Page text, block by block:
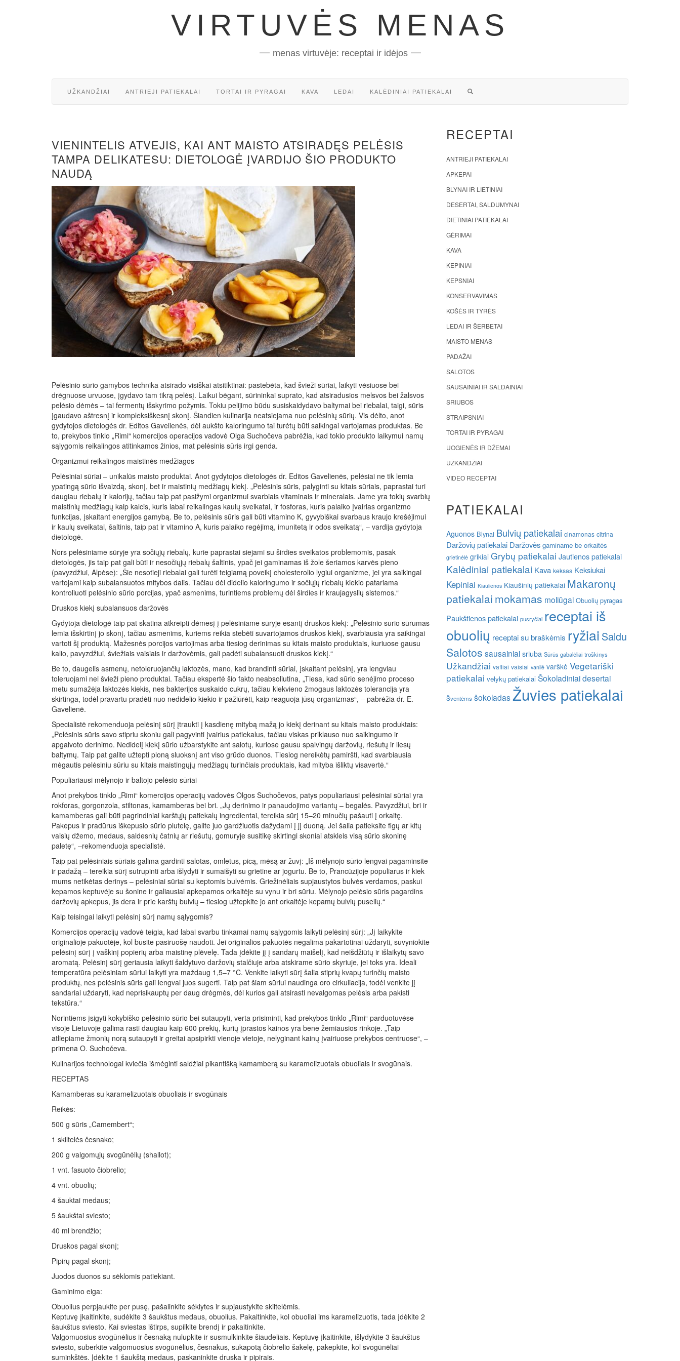
VIRTUVĖS MENAS
menas virtuvėje: receptai ir idėjos
UŽKANDŽIAI ANTRIEJI PATIEKALAI TORTAI IR PYRAGAI KAVA LEDAI KALĖDINIAI PATIEKALAI
VIENINTELIS ATVEJIS, KAI ANT MAISTO ATSIRADĘS PELĖSIS
TAMPA DELIKATESU: DIETOLOGĖ ĮVARDIJO ŠIO PRODUKTO
NAUDĄ
Pelėsinio sūrio gamybos technika atsirado visiškai atsitiktinai: pastebėta, kad švieži sūriai, laikyti vėsiuose bei
drėgnuose urvuose, įgydavo tam tikrą pelėsį. Laikui bėgant, sūrininkai suprato, kad atsiradusios melsvos bei žalsvos
pelėsio dėmės – tai fermentų išskyrimo požymis. Tokiu pelijimo būdu susiskaidydavo baltymai bei riebalai, taigi, sūris
įgaudavo aštresnį ir kompleksiškesnį skonį. Šiandien kulinarija neatsiejama nuo pelėsinių sūrių. Vis dėlto, anot
gydytojos dietologės dr. Editos Gavelienės, dėl aukšto kaloringumo tai turėtų būti saikingai vartojamas produktas. Be
to, prekybos tinklo „Rimi“ komercijos operacijos vadovė Olga Suchočeva pabrėžia, kad tokio produkto laikymui namų
sąlygomis reikalingos atitinkamos žinios, mat pelėsinis sūris irgi genda.
Organizmui reikalingos maistinės medžiagos
Pelėsiniai sūriai – unikalūs maisto produktai. Anot gydytojos dietologės dr. Editos Gavelienės, pelėsiai ne tik lemia
ypatingą sūrio išvaizdą, skonį, bet ir maistinių medžiagų kiekį. „Pelėsinis sūris, palyginti su kitais sūriais, paprastai turi
daugiau riebalų ir kalorijų, tačiau taip pat pasižymi organizmui svarbiais vitaminais ir mineralais. Jame yra tokių svarbių
maistinių medžiagų kaip kalcis, kuris labai reikalingas kaulų sveikatai, ir fosforas, kuris palaiko įvairias organizmo
funkcijas, įskaitant energijos gamybą. Be to, pelėsinis sūris gali būti vitamino K, gyvybiškai svarbaus kraujo krešėjimui
ir kaulų sveikatai, šaltinis, taip pat ir vitamino A, kuris palaiko regėjimą, imunitetą ir odos sveikatą“, – vardija gydytoja
dietologė.
Nors pelėsiniame sūryje yra sočiųjų riebalų, kurie paprastai siejami su širdies sveikatos problemomis, pasak
dietologės, jis taip pat gali būti ir nesočiųjų riebalų šaltinis, ypač jei gaminamas iš žole šeriamos karvės pieno
(pavyzdžiui, Alpėse): „Šie nesotieji riebalai gali turėti teigiamą poveikį cholesterolio lygiui organizme, jei yra saikingai
vartojami kaip subalansuotos mitybos dalis. Tačiau dėl didelio kaloringumo ir sočiųjų riebalų kiekio patariama
kontroliuoti pelėsinio sūrio porcijas, ypač asmenims, turintiems problemų dėl širdies ir kraujagyslių sistemos.“
Druskos kiekį subalansuos daržovės
Gydytoja dietologė taip pat skatina atkreipti dėmesį į pelėsiniame sūryje esantį druskos kiekį: „Pelėsinio sūrio sūrumas
lemia išskirtinį jo skonį, tačiau asmenims, kuriems reikia stebėti suvartojamos druskos kiekį, svarbiausia yra saikingai
vartoti šį produktą. Mažesnės porcijos vartojimas arba tiesiog derinimas su kitais maisto produktais, kuriuose gausu
kalio, pavyzdžiui, šviežiais vaisiais ir daržovėmis, gali padėti subalansuoti druskos kiekį.“
Be to, daugelis asmenų, netoleruojančių laktozės, mano, kad brandinti sūriai, įskaitant pelėsinį, yra lengviau
toleruojami nei švieži pieno produktai. Tačiau ekspertė šio fakto neabsoliutina, „Tiesa, kad sūrio senėjimo proceso
metu sumažėja laktozės kiekis, nes bakterijos suskaido cukrų, tačiau kiekvieno žmogaus laktozės tolerancija yra
skirtinga, todėl pravartu pradėti nuo nedidelio kiekio ir pažiūrėti, kaip reaguoja jūsų organizmas“, – pabrėžia dr. E.
Gavelienė.
Specialistė rekomenduoja pelėsinį sūrį įtraukti į kasdienę mitybą mažą jo kiekį derinant su kitais maisto produktais:
„Pelėsinis sūris savo stipriu skoniu gali pagyvinti įvairius patiekalus, tačiau viskas priklauso nuo saikingumo ir
apgalvoto derinimo. Nedidelį kiekį sūrio užbarstykite ant salotų, kuriose gausu spalvingų daržovių, riešutų ir liesų
baltymų. Taip pat galite užtepti ploną sluoksnį ant viso grūdo duonos. Tiesiog nereikėtų pamiršti, kad svarbiausia
mėgautis pelėsiniu sūriu su kitais maistingųjų medžiagų turinčiais produktais, kad mityba išliktų visavertė.“
Populiariausi mėlynojo ir baltojo pelėsio sūriai
Anot prekybos tinklo „Rimi“ komercijos operacijų vadovės Olgos Suchočevos, patys populiariausi pelėsiniai sūriai yra
rokforas, gorgonzola, stiltonas, kamamberas bei bri. „Jų derinimo ir panaudojimo variantų – begalės. Pavyzdžiui, bri ir
kamamberas gali būti pagrindiniai karštųjų patiekalų ingredientai, tereikia sūrį 15–20 minučių pašauti į orkaitę.
Pakepus ir pradūrus iškepusio sūrio plutelę, galite juo gardžiuotis dažydami į jį duoną. Jei šalia patieksite figų ar kitų
vaisių džemo, medaus, saldesnių čatnių ar riešutų, gomuryje susitikę skirtingi skoniai atskleis visą sūrio skoninę
paletę“, –rekomenduoja specialistė.
Taip pat pelėsiniais sūriais galima gardinti salotas, omletus, picą, mėsą ar žuvį: „Iš mėlynojo sūrio lengvai pagaminsite
ir padažą – tereikia sūrį sutrupinti arba išlydyti ir sumaišyti su grietine ar jogurtu. Be to, Prancūzijoje populiarus ir kiek
mums netikėtas derinys – pelėsiniai sūriai su keptomis bulvėmis. Griežinėliais supjaustytos bulvės verdamos, paskui
kepamos keptuvėje su šonine ir galiausiai apkepamos orkaitėje su vynu ir bri sūriu. Mėlynojo pelėsio sūris pagardins
daržovių apkepus, jis dera ir prie karštų bulvių – tiesiog užtepkite jo ant orkaitėje kepamų bulvių puselių.“
Kaip teisingai laikyti pelėsinį sūrį namų sąlygomis?
Komercijos operacijų vadovė teigia, kad labai svarbu tinkamai namų sąlygomis laikyti pelėsinį sūrį: „Jį laikykite
originalioje pakuotėje, kol būsite pasiruošę naudoti. Jei originalios pakuotės negalima pakartotinai uždaryti, suvyniokite
pelėsinį sūrį į vaškinį popierių arba maistinę plėvelę. Tada įdėkite jį į sandarų maišelį, kad neišdžiūtų ir išlaikytų savo
aromatą. Pelėsinį sūrį geriausia laikyti šaldytuvo daržovių stalčiuje arba atskirame sūrio skyriuje, jei toks yra. Ideali
temperatūra pelėsiniam sūriui laikyti yra maždaug 1,5–7 °C. Venkite laikyti sūrį šalia stiprių kvapų turinčių maisto
produktų, nes pelėsinis sūris gali lengvai juos sugerti. Taip pat šiam sūriui naudinga oro cirkuliacija, todėl venkite jį
sandariai uždaryti, kad neprisikauptų per daug drėgmės, dėl kurios gali atsirasti nevalgomas pelėsis arba pakisti
tekstūra.“
Norintiems įsigyti kokybiško pelėsinio sūrio bei sutaupyti, verta prisiminti, kad prekybos tinklo „Rimi“ parduotuvėse
visoje Lietuvoje galima rasti daugiau kaip 600 prekių, kurių įprastos kainos yra bene žemiausios rinkoje. „Taip
atliepiame žmonių norą sutaupyti ir greitai apsipirkti vienoje vietoje, nelyginant kainų įvairiuose prekybos centruose“, –
primena O. Suchočeva.
Kulinarijos technologai kviečia išmėginti saldžiai pikantišką kamamberą su karamelizuotais obuoliais ir svogūnais.
RECEPTAS
Kamamberas su karamelizuotais obuoliais ir svogūnais
Reikės:
500 g sūris „Camembert“;
1 skiltelės česnako;
200 g valgomųjų svogūnėlių (shallot);
1 vnt. fasuoto čiobrelio;
4 vnt. obuolių;
4 šauktai medaus;
5 šaukštai sviesto;
40 ml brendžio;
Druskos pagal skonį;
Pipirų pagal skonį;
Juodos duonos su sėklomis patiekiant.
Gaminimo eiga:
Obuolius perpjaukite per pusę, pašalinkite sėklytes ir supjaustykite skiltelėmis.
Keptuvę įkaitinkite, sudėkite 3 šaukštus medaus, obuolius. Pakaitinkite, kol obuoliai ims karamelizuotis, tada įdėkite 2
šaukštus sviesto. Kai sviestas ištirps, supilkite brendį ir pakaitinkite.
Valgomuosius svogūnėlius ir česnaką nulupkite ir susmulkinkite šiaudeliais. Keptuvę įkaitinkite, išlydykite 3 šaukštus
sviesto, suberkite valgomuosius svogūnėlius, česnakus, sukapotą čiobrelio šakelę, pakepkite, kol svogūnėliai
suminkštės. Įdėkite 1 šaukštą medaus, paskaninkite druska ir pipirais.
RECEPTAI
ANTRIEJI PATIEKALAI
APKEPAI
BLYNAI IR LIETINIAI
DESERTAI, SALDUMYNAI
DIETINIAI PATIEKALAI
GĖRIMAI
KAVA
KEPINIAI
KEPSNIAI
KONSERVAVIMAS
KOŠĖS IR TYRĖS
LEDAI IR ŠERBETAI
MAISTO MENAS
PADAŽAI
SALOTOS
SAUSAINIAI IR SALDAINIAI
SRIUBOS
STRAIPSNIAI
TORTAI IR PYRAGAI
UOGIENĖS IR DŽEMAI
UŽKANDŽIAI
VIDEO RECEPTAI
PATIEKALAI
Aguonos Blynai Bulvių patiekalai cinamonas citrina
Daržovių patiekalai Daržovės gaminame be orkaitės
grietinėlė grikiai Grybų patiekalai Jautienos patiekalai
Kalėdiniai patiekalai Kava keksas Keksiukai
Kepiniai Kiaulienos Kiaušinių patiekalai Makaronų
patiekalai mokamas moliūgai Obuolių pyragas
Paukštienos patiekalai pusryčiai receptai iš
obuolių receptai su braškėmis ryžiai Saldu
Salotos sausainiai sriuba Sūrūs gabalėliai troškinys
Užkandžiai vafliai vaisiai vanilė varškė Vegetariški
patiekalai velykų patiekalai Šokoladiniai desertai
Šventėms šokoladasŽuvies patiekalai